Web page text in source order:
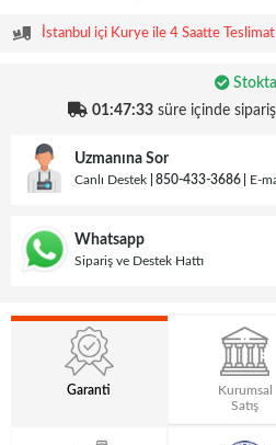
İstanbul içi Kurye ile 4 Saatte
Stokta
01:47:32süre içinde
Uzmanına Sor
Canlı Destek 850-433-3686 E-
Whatsapp
Sipariş ve Destek Hattı
Garanti
Kurumsal
Satış